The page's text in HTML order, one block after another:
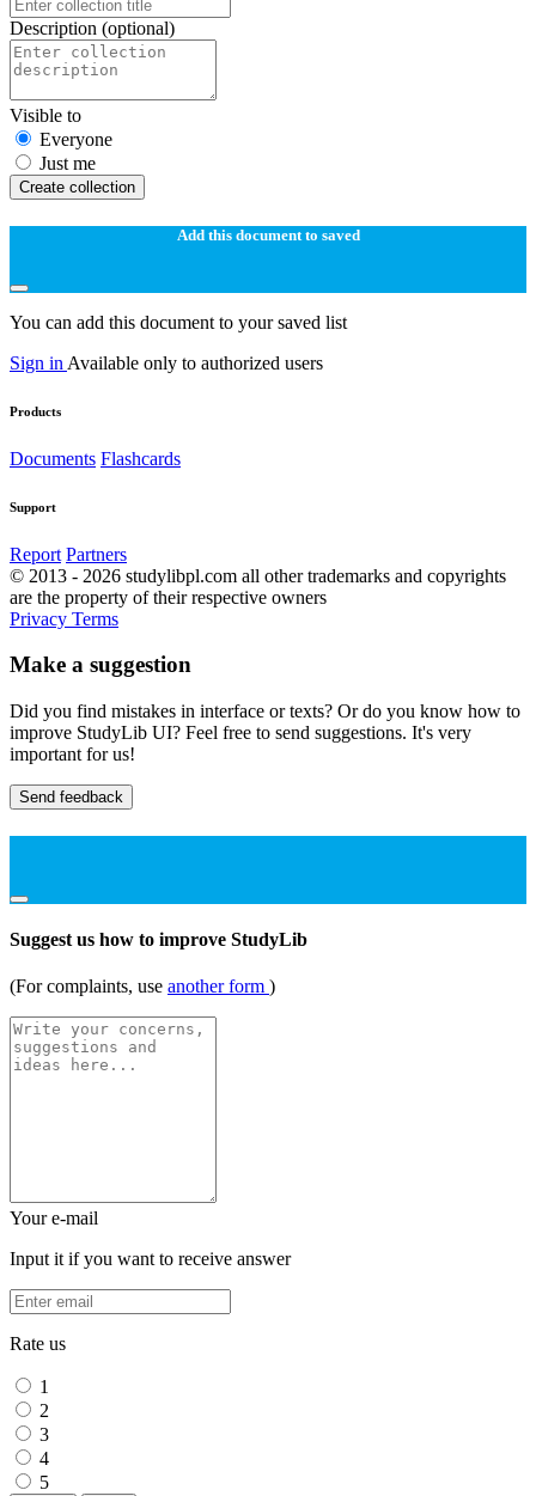
Description (optional)
Visible to
Everyone
Just me
Create collection
Add this document to saved
You can add this document to your saved list
Sign in Available only to authorized users
Products
Documents Flashcards
Support
Report Partners
© 2013 - 2026 studylibpl.com all other trademarks and copyrights
are the property of their respective owners
Privacy Terms
Make a suggestion
Did you find mistakes in interface or texts? Or do you know how to
improve StudyLib UI? Feel free to send suggestions. It's very
important for us!
Send feedback
Suggest us how to improve StudyLib
(For complaints, use another form )
Your e-mail
Input it if you want to receive answer
Rate us
1
2
3
4
5